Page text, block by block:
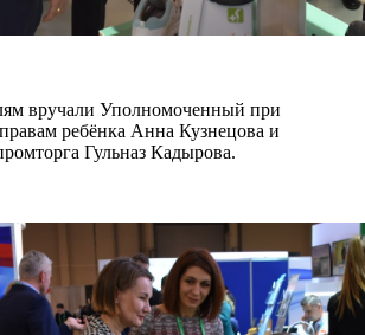
вручали Уполномоченный при
ребёнка Анна Кузнецова и
Гульназ Кадырова.